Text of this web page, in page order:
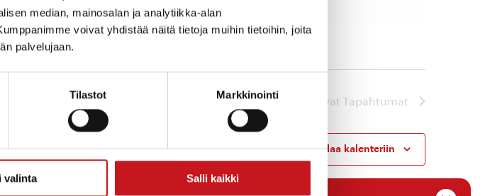
median, mainosalan ja analytiikka-alan
voivat yhdistää näitä tietoja muihin tietoihin, joita
palvelujaan.
Tilastot Markkinointi
valinta Salli kaikki
[…]
Seuraavat Tapahtumat
Tilaa kalenteriin